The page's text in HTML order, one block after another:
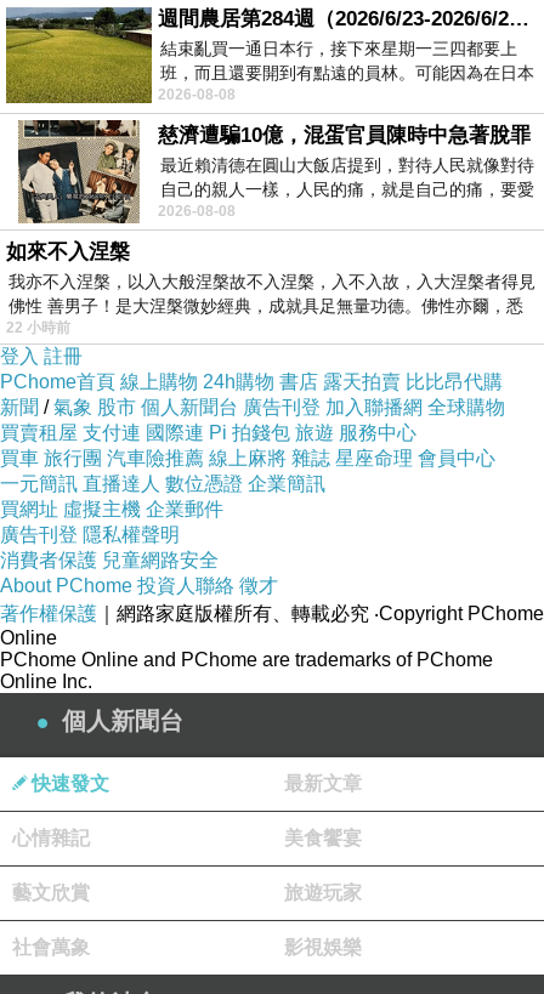
這天是約中午，貝勒爺騙格格說她念茲在茲的
「海角七號」（其實就是生魚片大船，如圖）由
於我們人數只有五人，所以餐廳老闆不讓我們
點。格格信以為真，等到上菜時才知上了貝勒爺
的當。
晚到的我，聽了上當之說，表示：
我在，妳們就不會讓貝勒爺騙得團團轉了。」
我一到，貝勒爺就說：「五妹到了。」（註）
生魚片之後，櫻花蝦炒飯上桌。我顧著聊天，炒
飯就少吃了（正中下懷，我不想吃太多），幸好
大家也沒發現。
不過，這櫻花蝦炒飯，味道真是不錯。與家人聚
餐那次，也點來讓首次到新東南的家人嚐嚐這鮮
美的炒飯滋味。金字塔形狀，也頗具賣相。
週間農居第284週（2026/6/23-2026/6/24) 夏至 金黃稻浪洋溢豐收喜悅
結束亂買一通日本行，接下來星期一三四都要上
班，而且還要開到有點遠的員林。可能因為在日本
花不少錢，星期一出門上班時，心裡沒有一
2026-08-08
慈濟遭騙10億，混蛋官員陳時中急著脫罪
最近賴清德在圓山大飯店提到，對待人民就像對待
自己的親人一樣，人民的痛，就是自己的痛，要愛
民如親，說的這麼好聽，實際上根本沒做
2026-08-08
如來不入涅槃
我亦不入涅槃，以入大般涅槃故不入涅槃，入不入故，入大涅槃者得見
佛性 善男子！是大涅槃微妙經典，成就具足無量功德。佛性亦爾，悉
22 小時前
登入 註冊
PChome首頁 線上購物 24h購物 書店 露天拍賣 比比昂代購
新聞 /氣象 股市 個人新聞台 廣告刊登 加入聯播網 全球購物
買賣租屋 支付連 國際連 Pi 拍錢包 旅遊 服務中心
買車 旅行團 汽車險推薦 線上麻將 雜誌 星座命理 會員中心
一元簡訊 直播達人 數位憑證 企業簡訊
買網址 虛擬主機 企業郵件
廣告刊登 隱私權聲明
消費者保護 兒童網路安全
About PChome 投資人聯絡 徵才
著作權保護 ｜網路家庭版權所有、轉載必究 ‧Copyright PChome
Online
PChome Online and PChome are trademarks of PChome
Online Inc.
個人新聞台
快速發文 最新文章
心情雜記 美食饗宴
藝文欣賞 旅遊玩家
社會萬象 影視娛樂